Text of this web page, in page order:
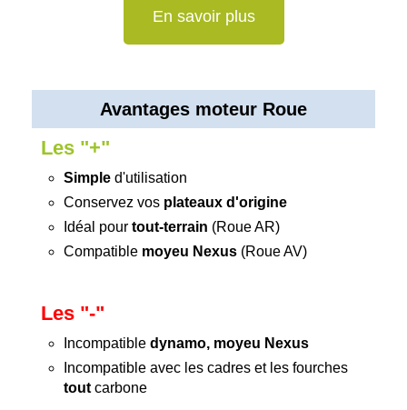
En savoir plus
Avantages moteur Roue
Les "+"
Simple d'utilisation
Conservez vos plateaux d'origine
Idéal pour tout-terrain (Roue AR)
Compatible moyeu Nexus (Roue AV)
Les "-"
Incompatible dynamo, moyeu Nexus
Incompatible avec les cadres et les fourches
tout carbone